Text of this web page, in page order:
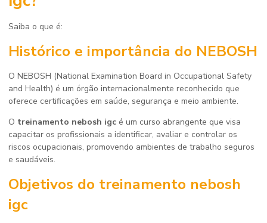
Saiba o que é:
Histórico e importância do NEBOSH
O NEBOSH (National Examination Board in Occupational Safety
and Health) é um órgão internacionalmente reconhecido que
oferece certificações em saúde, segurança e meio ambiente.
O treinamento nebosh igc é um curso abrangente que visa
capacitar os profissionais a identificar, avaliar e controlar os
riscos ocupacionais, promovendo ambientes de trabalho seguros
e saudáveis.
Objetivos do treinamento nebosh
igc